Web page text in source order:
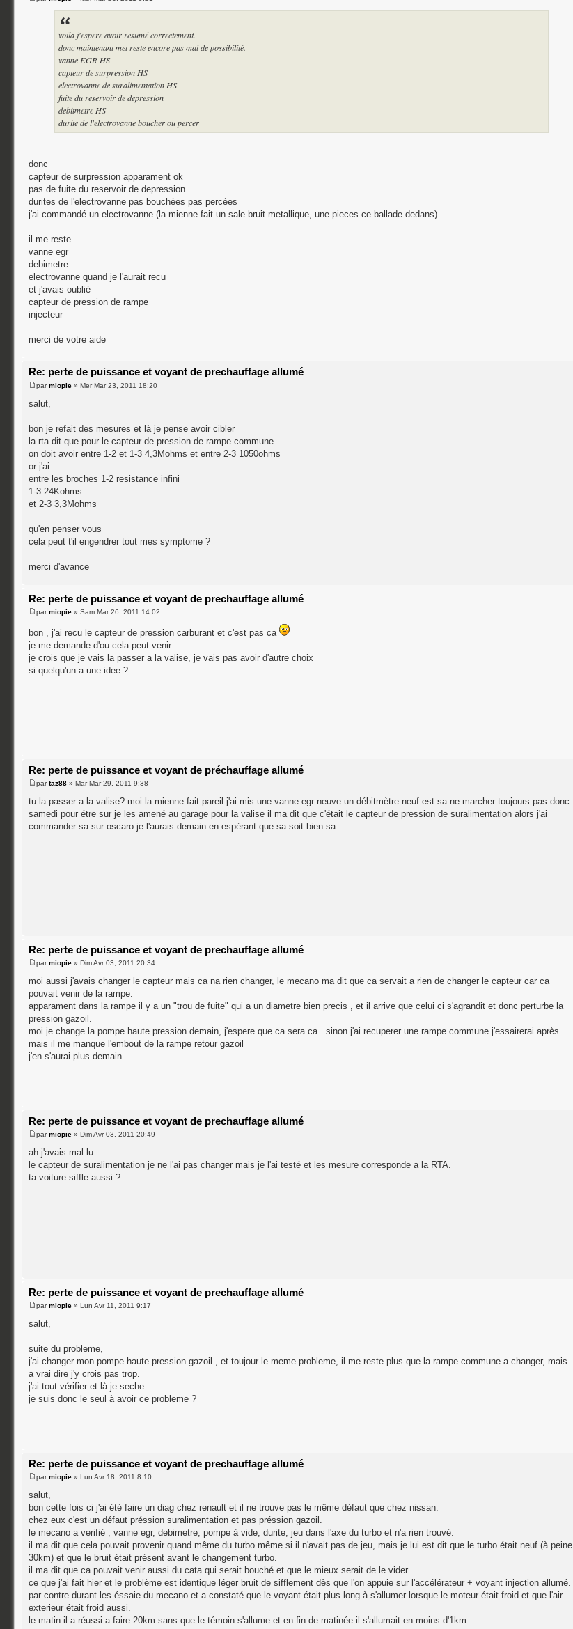
voila j'espere avoir resumé correctement.
donc maintenant met reste encore pas mal de possibilité.
vanne EGR HS
capteur de surpression HS
electrovanne de suralimentation HS
fuite du reservoir de depression
debitmetre HS
durite de l'electrovanne boucher ou percer
donc
capteur de surpression apparament ok
pas de fuite du reservoir de depression
durites de l'electrovanne pas bouchées pas percées
j'ai commandé un electrovanne (la mienne fait un sale bruit metallique, une pieces ce ballade dedans)
il me reste
vanne egr
debimetre
electrovanne quand je l'aurait recu
et j'avais oublié
capteur de pression de rampe
injecteur
merci de votre aide
Re: perte de puissance et voyant de prechauffage allumé
parmiopie » Mer Mar 23, 2011 18:20
salut,
bon je refait des mesures et là je pense avoir cibler
la rta dit que pour le capteur de pression de rampe commune
on doit avoir entre 1-2 et 1-3 4,3Mohms et entre 2-3 1050ohms
or j'ai
entre les broches 1-2 resistance infini
1-3 24Kohms
et 2-3 3,3Mohms
qu'en penser vous
cela peut t'il engendrer tout mes symptome ?
merci d'avance
Re: perte de puissance et voyant de prechauffage allumé
parmiopie » Sam Mar 26, 2011 14:02
bon , j'ai recu le capteur de pression carburant et c'est pas ca
je me demande d'ou cela peut venir
je crois que je vais la passer a la valise, je vais pas avoir d'autre choix
si quelqu'un a une idee ?
Re: perte de puissance et voyant de préchauffage allumé
partaz88 » Mar Mar 29, 2011 9:38
tu la passer a la valise? moi la mienne fait pareil j'ai mis une vanne egr neuve un débitmètre neuf est sa ne marcher toujours pas donc
samedi pour étre sur je les amené au garage pour la valise il ma dit que c'était le capteur de pression de suralimentation alors j'ai
commander sa sur oscaro je l'aurais demain en espérant que sa soit bien sa
Re: perte de puissance et voyant de prechauffage allumé
parmiopie » Dim Avr 03, 2011 20:34
moi aussi j'avais changer le capteur mais ca na rien changer, le mecano ma dit que ca servait a rien de changer le capteur car ca
pouvait venir de la rampe.
apparament dans la rampe il y a un "trou de fuite" qui a un diametre bien precis , et il arrive que celui ci s'agrandit et donc perturbe la
pression gazoil.
moi je change la pompe haute pression demain, j'espere que ca sera ca . sinon j'ai recuperer une rampe commune j'essairerai après
mais il me manque l'embout de la rampe retour gazoil
j'en s'aurai plus demain
Re: perte de puissance et voyant de prechauffage allumé
parmiopie » Dim Avr 03, 2011 20:49
ah j'avais mal lu
le capteur de suralimentation je ne l'ai pas changer mais je l'ai testé et les mesure corresponde a la RTA.
ta voiture siffle aussi ?
Re: perte de puissance et voyant de prechauffage allumé
parmiopie » Lun Avr 11, 2011 9:17
salut,
suite du probleme,
j'ai changer mon pompe haute pression gazoil , et toujour le meme probleme, il me reste plus que la rampe commune a changer, mais
a vrai dire j'y crois pas trop.
j'ai tout vérifier et là je seche.
je suis donc le seul à avoir ce probleme ?
Re: perte de puissance et voyant de prechauffage allumé
parmiopie » Lun Avr 18, 2011 8:10
salut,
bon cette fois ci j'ai été faire un diag chez renault et il ne trouve pas le même défaut que chez nissan.
chez eux c'est un défaut préssion suralimentation et pas préssion gazoil.
le mecano a verifié , vanne egr, debimetre, pompe à vide, durite, jeu dans l'axe du turbo et n'a rien trouvé.
il ma dit que cela pouvait provenir quand même du turbo même si il n'avait pas de jeu, mais je lui est dit que le turbo était neuf (à peine
30km) et que le bruit était présent avant le changement turbo.
il ma dit que ca pouvait venir aussi du cata qui serait bouché et que le mieux serait de le vider.
ce que j'ai fait hier et le problème est identique léger bruit de sifflement dès que l'on appuie sur l'accélérateur + voyant injection allumé.
par contre durant les éssaie du mecano et a constaté que le voyant était plus long à s'allumer lorsque le moteur était froid et que l'air
exterieur était froid aussi.
le matin il a réussi a faire 20km sans que le témoin s'allume et en fin de matinée il s'allumait en moins d'1km.